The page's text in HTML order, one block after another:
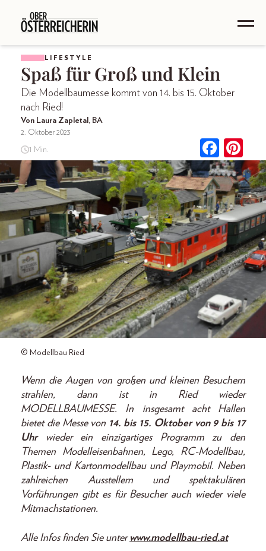
LIFESTYLE
Spaß für Groß und Klein
Die Modellbaumesse kommt von 14. bis 15. Oktober
nach Ried!
Von Laura Zapletal, BA
2. Oktober 2023
1 Min.
© Modellbau Ried
Wenn die Augen von großen und kleinen Besuchern
strahlen, dann ist in Ried wieder
MODELLBAUMESSE. In insgesamt acht Hallen
bietet die Messe von 14. bis 15. Oktober von 9 bis 17
Uhrwieder ein einzigartiges Programm zu den
Themen Modelleisenbahnen, Lego, RC-Modellbau,
Plastik- und Kartonmodellbau und Playmobil. Neben
zahlreichen Ausstellern und spektakulären
Vorführungen gibt es für Besucher auch wieder viele
Mitmachstationen.
Alle Infos finden Sie unter www.modellbau-ried.at